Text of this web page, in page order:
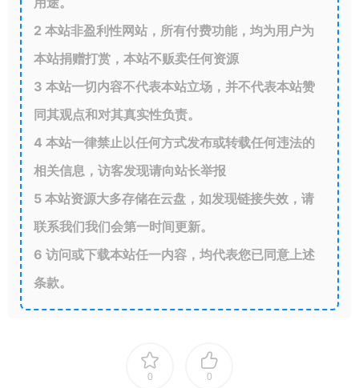
2 本站非盈利性网站，所有付费功能，均为用户为
本站捐赠打赏，本站不贩卖任何资源
3 本站一切内容不代表本站立场，并不代表本站赞
同其观点和对其真实性负责。
4 本站一律禁止以任何方式发布或转载任何违法的
相关信息，访客发现请向站长举报
5 本站资源大多存储在云盘，如发现链接失效，请
联系我们我们会第一时间更新。
6 访问或下载本站任一内容，均代表您已同意上述
条款。
0 0